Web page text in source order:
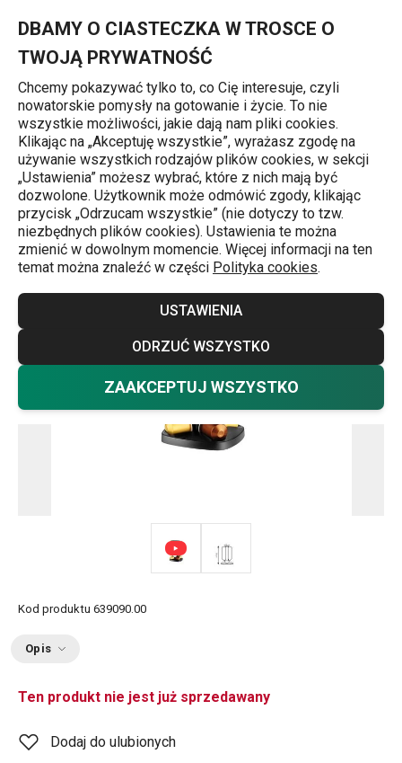
DBAMY O CIASTECZKA W TROSCE O
TWOJĄ PRYWATNOŚĆ
Chcemy pokazywać tylko to, co Cię interesuje, czyli
nowatorskie pomysły na gotowanie i życie. To nie
wszystkie możliwości, jakie dają nam pliki cookies.
Klikając na „Akceptuję wszystkie”, wyrażasz zgodę na
używanie wszystkich rodzajów plików cookies, w sekcji
„Ustawienia” możesz wybrać, które z nich mają być
dozwolone. Użytkownik może odmówić zgody, klikając
przycisk „Odrzucam wszystkie” (nie dotyczy to tzw.
niezbędnych plików cookies). Ustawienia te można
zmienić w dowolnym momencie. Więcej informacji na ten
temat można znaleźć w części Polityka cookies.
USTAWIENIA
ODRZUĆ WSZYSTKO
ZAAKCEPTUJ WSZYSTKO
Strona główna
Zasobnik obrotowy PRESIDENT, na
20 kapsułek Nespresso
Kod produktu 639090.00
Opis
Ten produkt nie jest już sprzedawany
Dodaj do ulubionych